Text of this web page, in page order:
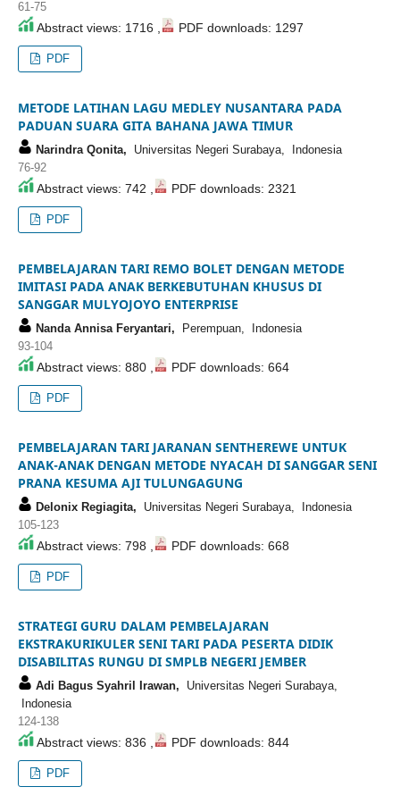
61-75
Abstract views: 1716 , PDF downloads: 1297
PDF
METODE LATIHAN LAGU MEDLEY NUSANTARA PADA
PADUAN SUARA GITA BAHANA JAWA TIMUR
Narindra Qonita, Universitas Negeri Surabaya, Indonesia
76-92
Abstract views: 742 , PDF downloads: 2321
PDF
PEMBELAJARAN TARI REMO BOLET DENGAN METODE
IMITASI PADA ANAK BERKEBUTUHAN KHUSUS DI
SANGGAR MULYOJOYO ENTERPRISE
Nanda Annisa Feryantari, Perempuan, Indonesia
93-104
Abstract views: 880 , PDF downloads: 664
PDF
PEMBELAJARAN TARI JARANAN SENTHEREWE UNTUK
ANAK-ANAK DENGAN METODE NYACAH DI SANGGAR SENI
PRANA KESUMA AJI TULUNGAGUNG
Delonix Regiagita, Universitas Negeri Surabaya, Indonesia
105-123
Abstract views: 798 , PDF downloads: 668
PDF
STRATEGI GURU DALAM PEMBELAJARAN
EKSTRAKURIKULER SENI TARI PADA PESERTA DIDIK
DISABILITAS RUNGU DI SMPLB NEGERI JEMBER
Adi Bagus Syahril Irawan, Universitas Negeri Surabaya,
Indonesia
124-138
Abstract views: 836 , PDF downloads: 844
PDF